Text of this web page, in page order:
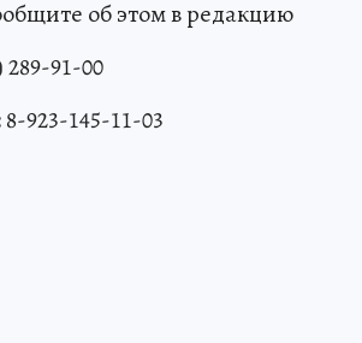
об этом в редакцию
289-91-00
8-923-145-11-03